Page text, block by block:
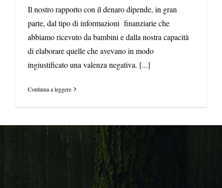
Il nostro rapporto con il denaro dipende, in gran
parte, dal tipo di informazioni finanziarie che
abbiamo ricevuto da bambini e dalla nostra capacità
di elaborare quelle che avevano in modo
ingiustificato una valenza negativa. [...]
Continua a leggere